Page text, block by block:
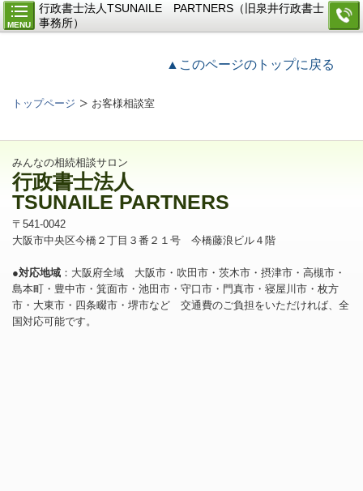
MENU
行政書士法人TSUNAILE PARTNERS（旧泉井行政書士
事務所）
▲このページのトップに戻る
トップページ お客様相談室
みんなの相続相談サロン
行政書士法人
TSUNAILE PARTNERS
〒541-0042
大阪市中央区今橋２丁目３番２１号 今橋藤浪ビル４階
●対応地域 ：大阪府全域 大阪市・吹田市・茨木市・摂津市・高槻市・
島本町・豊中市・箕面市・池田市・守口市・門真市・寝屋川市・枚方
市・大東市・四条畷市・堺市など 交通費のご負担をいただければ、全
国対応可能です。